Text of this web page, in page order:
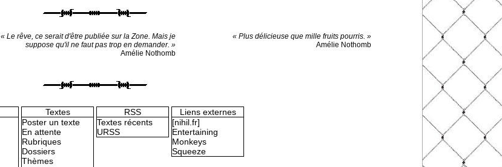
« Le rêve, ce serait d'être publiée sur la Zone. Mais je
suppose qu'il ne faut pas trop en demander. »
Amélie Nothomb
« Plus délicieuse que mille fruits pourris. »
Amélie Nothomb
Textes
Poster un texte
En attente
Rubriques
Dossiers
Thèmes
RSS
Textes récents
URSS
Liens externes
[nihil.fr]
Entertaining
Monkeys
Squeeze